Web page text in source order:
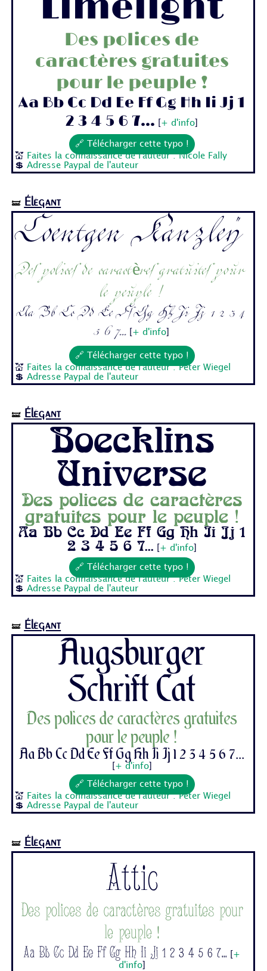
Des polices de
caractères gratuites
pour le peuple !
Aa Bb Cc Dd Ee Ff Gg Hh Ii Jj 1
2 3 4 5 6 7...
+ d'info
🔗 Télécharger cette typo !
💒
Faites la connaissance de l'auteur : Nicole Fally
💲Adresse Paypal de l'auteur
🝛 Élégant
Coentgen Kanzley
Des polices de caractères gratuites pour
le peuple !
Aa Bb Cc Dd Ee Ff Gg Hh Ii Jj 1 2 3 4
5 6 7...
+ d'info
🔗 Télécharger cette typo !
💒
Faites la connaissance de l'auteur : Peter Wiegel
💲Adresse Paypal de l'auteur
🝛 Élégant
Boecklins
Universe
Des polices de caractères
gratuites pour le peuple !
Aa Bb Cc Dd Ee Ff Gg Hh Ii Jj 1
2 3 4 5 6 7...
+ d'info]
🔗 Télécharger cette typo !
💒
Faites la connaissance de l'auteur : Peter Wiegel
💲Adresse Paypal de l'auteur
🝛 Élégant
Augsburger
Schrift Cat
Des polices de caractères gratuites
pour le peuple !
Aa Bb Cc Dd Ee Ff Gg Hh Ii Jj 1 2 3 4 5 6 7...
+ d'info]
🔗 Télécharger cette typo !
💒
Faites la connaissance de l'auteur : Peter Wiegel
💲Adresse Paypal de l'auteur
🝛 Élégant
Attic
Des polices de caractères gratuites pour
le peuple !
Aa Bb Cc Dd Ee Ff Gg Hh Ii Jj 1 2 3 4 5 6 7...
+
d'info]